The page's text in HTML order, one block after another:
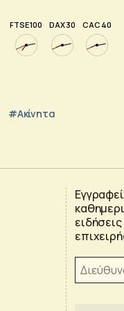
FTSE 100 DAX 30 CAC 40
#Ακίνητα